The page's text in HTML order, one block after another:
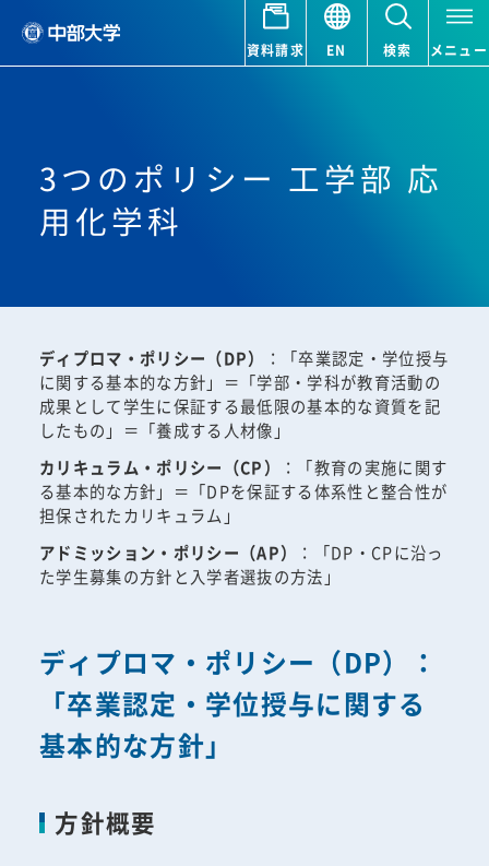
資料請求 EN 検索 メニュー
3つのポリシー 工学部 応
用化学科
ディプロマ・ポリシー（DP）
：「卒業認定・学位授与
に関する基本的な方針」＝「学部・学科が教育活動の
成果として学生に保証する最低限の基本的な資質を記
したもの」＝「養成する人材像」
カリキュラム・ポリシー（CP）
：「教育の実施に関す
る基本的な方針」＝「DPを保証する体系性と整合性が
担保されたカリキュラム」
アドミッション・ポリシー（AP）
：「DP・CPに沿っ
た学生募集の方針と入学者選抜の方法」
ディプロマ・ポリシー（DP）：
「卒業認定・学位授与に関する
基本的な方針」
方針概要